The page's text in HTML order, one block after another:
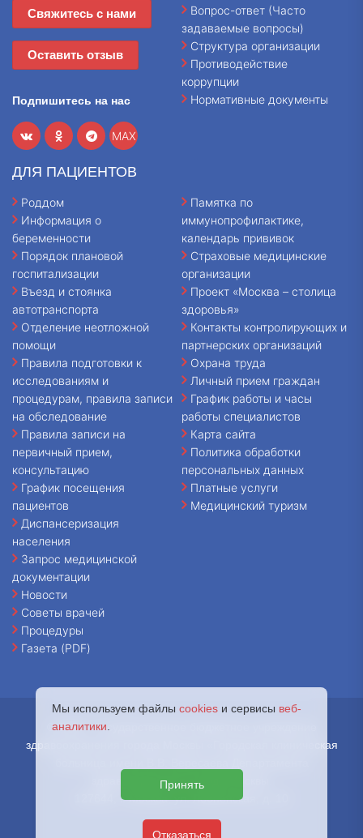
Свяжитесь с нами
Оставить отзыв
Подпишитесь на нас
MAX
Вопрос-ответ (Часто
задаваемые вопросы)
Структура организации
Противодействие
коррупции
Нормативные документы
ДЛЯ ПАЦИЕНТОВ
Роддом
Информация о
беременности
Порядок плановой
госпитализации
Въезд и стоянка
автотранспорта
Отделение неотложной
помощи
Правила подготовки к
исследованиям и
процедурам, правила записи
на обследование
Правила записи на
первичный прием,
консультацию
График посещения
пациентов
Диспансеризация
населения
Запрос медицинской
документации
Новости
Советы врачей
Процедуры
Газета (PDF)
Памятка по
иммунопрофилактике,
календарь прививок
Страховые медицинские
организации
Проект «Москва – столица
здоровья»
Контакты контролирующих и
партнерских организаций
Охрана труда
Личный прием граждан
График работы и часы
работы специалистов
Карта сайта
Политика обработки
персональных данных
Платные услуги
Медицинский туризм
© 2026 - Государственное бюджетное учреждение
здравоохранения города Москвы «Городская клиническая
здравоохранения города Москвы.
127644, г. Москва, ул. Лобненская, д. 10
Мы используем файлы cookies и сервисы веб-
аналитики
Принять
Отказаться